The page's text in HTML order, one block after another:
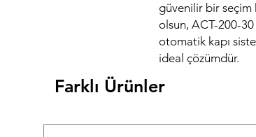
güvenilir bir seçim
olsun, ACT-200-
otomatik kapı
ideal çözümdür.
Farklı Ürünler